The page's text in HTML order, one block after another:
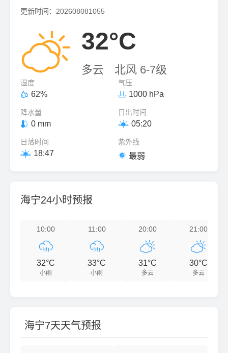
更新时间：202608081055
 32°C
多云 北风 6-7级
湿度
 62%
气压
 1000 hPa
降水量
 0 mm
日出时间
 05:20
日落时间
 18:47
紫外线
 最弱
海宁24小时预报
10:00

32°C
小雨
11:00

33°C
小雨
20:00

31°C
多云
21:00

30°C
多云
海宁7天天气预报